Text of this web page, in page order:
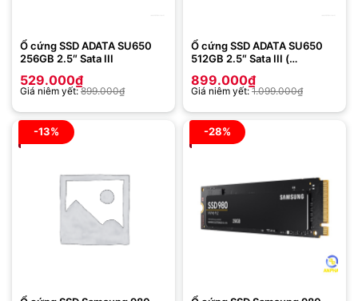
Ổ cứng SSD ADATA SU650
256GB 2.5″ Sata III
529.000₫
Giá niêm yết:899.000₫
Ổ cứng SSD ADATA SU650
512GB 2.5″ Sata III (
899.000₫
Giá niêm yết:1.099.000₫
-13% -28%